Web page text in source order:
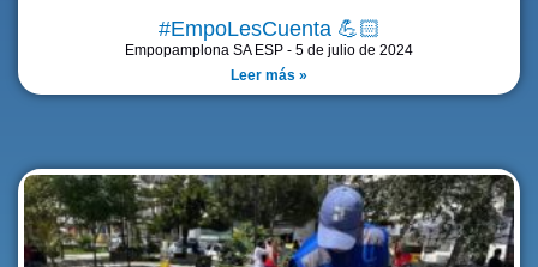
#EmpoLesCuenta 💪🏻
Empopamplona SA ESP
5 de julio de 2024
Leer más »